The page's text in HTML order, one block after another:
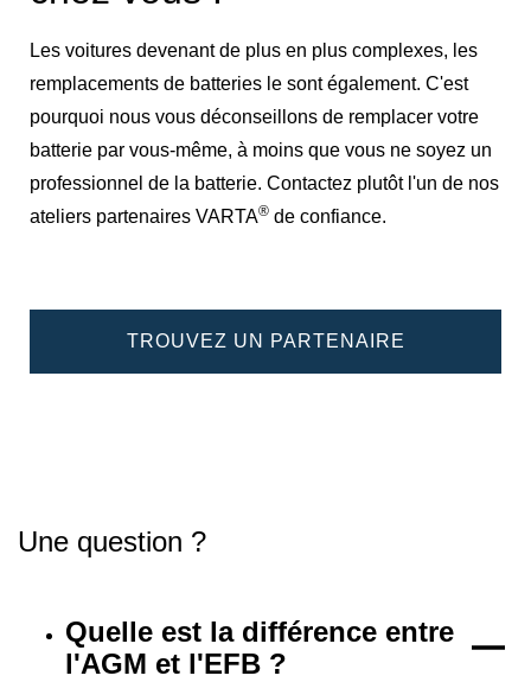
Les voitures devenant de plus en plus complexes, les
remplacements de batteries le sont également. C'est
pourquoi nous vous déconseillons de remplacer votre
batterie par vous-même, à moins que vous ne soyez un
professionnel de la batterie. Contactez plutôt l'un de nos
ateliers partenaires VARTA® de confiance.
TROUVEZ UN PARTENAIRE
Une question ?
Quelle est la différence entre
l'AGM et l'EFB ?